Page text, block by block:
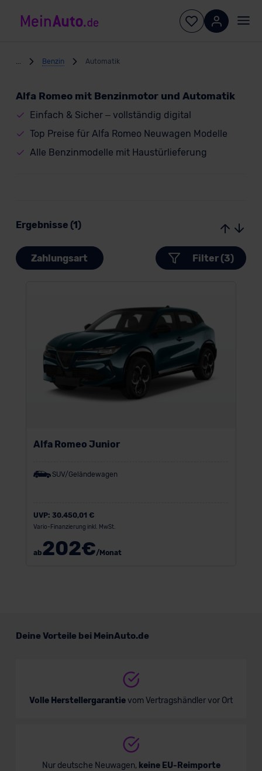
Benzin Automatik
Alfa Romeo mit Benzinmotor und Automatik
Einfach & Sicher – vollständig digital
Top Preise für Alfa Romeo Neuwagen Modelle
Alle Benzinmodelle mit Haustürlieferung
Ergebnisse (1)
Zahlungsart Filter (3)
Alfa Romeo Junior
SUV/Geländewagen
UVP: 30.450,01 €
Vario-Finanzierung inkl. MwSt.
ab202€/Monat
Deine Vorteile bei MeinAuto.de
Volle Herstellergarantievom Vertragshändler vor Ort
Nur deutsche Neuwagen, keine EU-Reimporte